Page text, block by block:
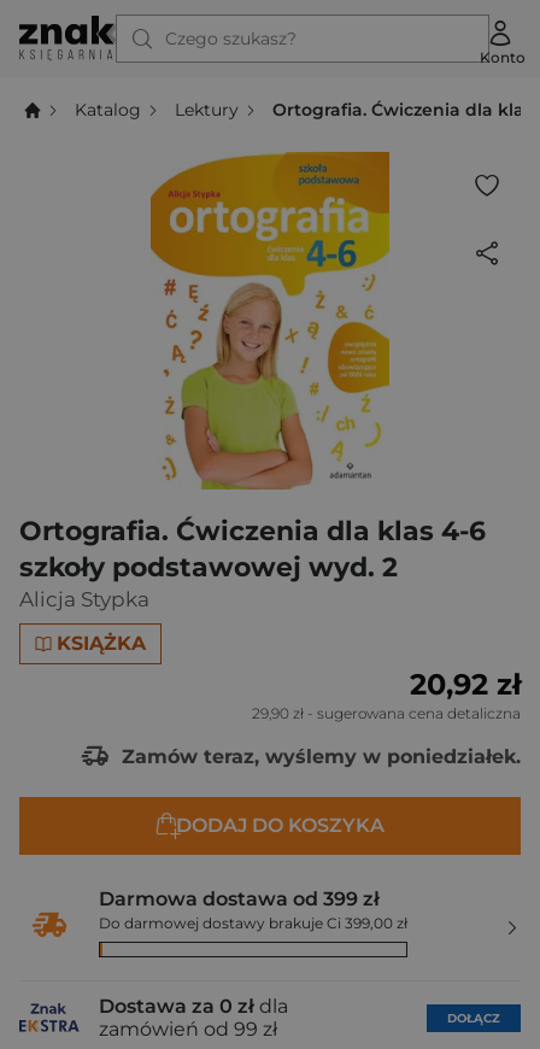
Czego szukasz?
Konto
Katalog Lektury Ortografia. Ćwiczenia dla klas
Ortografia. Ćwiczenia dla klas 4-6
szkoły podstawowej wyd. 2
Alicja Stypka
KSIĄŻKA
20,92 zł
29,90 zł - sugerowana cena detaliczna
Zamów teraz, wyślemy w poniedziałek.
DODAJ DO KOSZYKA
Darmowa dostawa od 399 zł
Do darmowej dostawy brakuje Ci 399,00 zł
Dostawa za 0 zł dla
zamówień od 99 zł
DOŁĄCZ